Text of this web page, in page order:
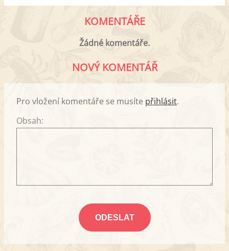
KOMENTÁŘE
Žádné komentáře.
NOVÝ KOMENTÁŘ
Pro vložení komentáře se musíte přihlásit.
Obsah: